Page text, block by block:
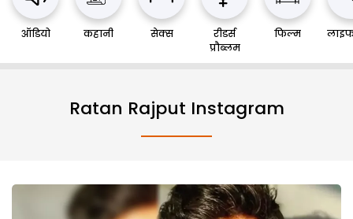
ऑडियो कहानी सेक्स
रीडर्स
प्रौब्लम
फिल्म
Ratan Rajput Instagram